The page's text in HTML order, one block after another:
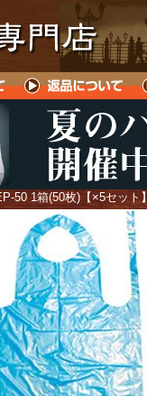
50 1箱(50枚)【×5セット